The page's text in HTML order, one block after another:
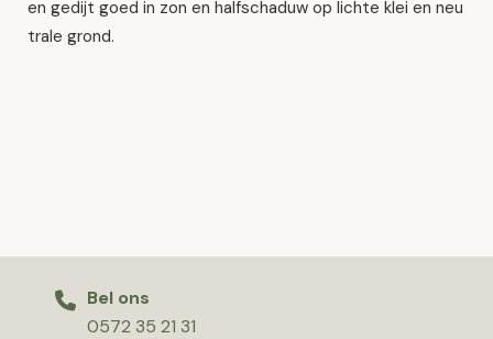
en gedijt goed in zon en halfschaduw op lichte klei en neu
trale grond.
Bel ons
0572 35 21 31